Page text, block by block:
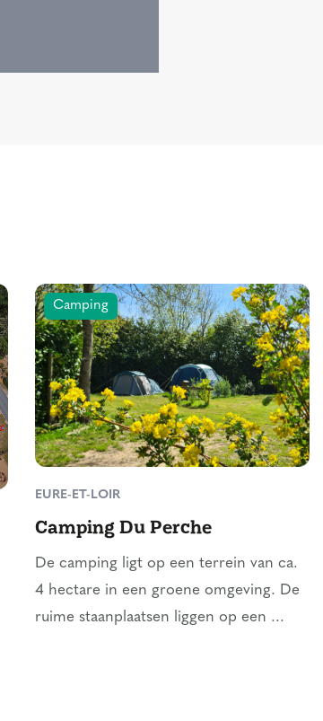
Camping
EURE-ET-LOIR
Camping Du Perche
De camping ligt op een terrein van ca.
4 hectare in een groene omgeving. De
ruime staanplaatsen liggen op een ...